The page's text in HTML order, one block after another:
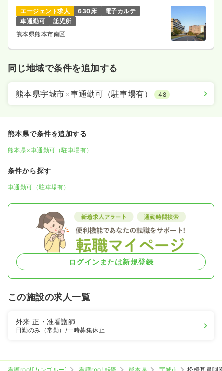
エージェント求人 630床
電子カルテ
車通勤可
託児所
熊本県熊本市南区
同じ地域で条件を追加する
熊本県宇城市×車通勤可（駐車場有） 48
熊本県で条件を追加する
熊本県×車通勤可（駐車場有）
条件から探す
車通勤可（駐車場有）
ログインまたは新規登録
この施設の求人一覧
外来正・准看護師
日勤のみ（常勤） /一時募集休止
看護roo![カンゴルー] 看護roo! 転職 熊本県 宇城市
松橋耳鼻咽